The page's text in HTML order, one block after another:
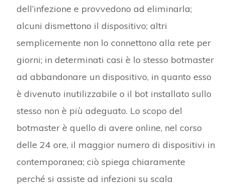
dell’infezione e provvedono ad eliminarla;
alcuni dismettono il dispositivo; altri
semplicemente non lo connettono alla rete per
giorni; in determinati casi è lo stesso botmaster
ad abbandonare un dispositivo, in quanto esso
è divenuto inutilizzabile o il bot installato sullo
stesso non è più adeguato. Lo scopo del
botmaster è quello di avere online, nel corso
delle 24 ore, il maggior numero di dispositivi in
contemporanea; ciò spiega chiaramente
perché si assiste ad infezioni su scala